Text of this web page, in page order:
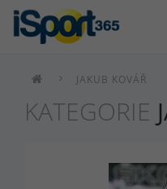
JAKUB KOVÁŘ
KATEGORIE